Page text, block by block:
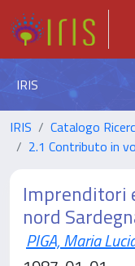
IRIS
IRIS Catalogo
2.1 Contributo in
Imprenditori
nord
PIGA, Maria